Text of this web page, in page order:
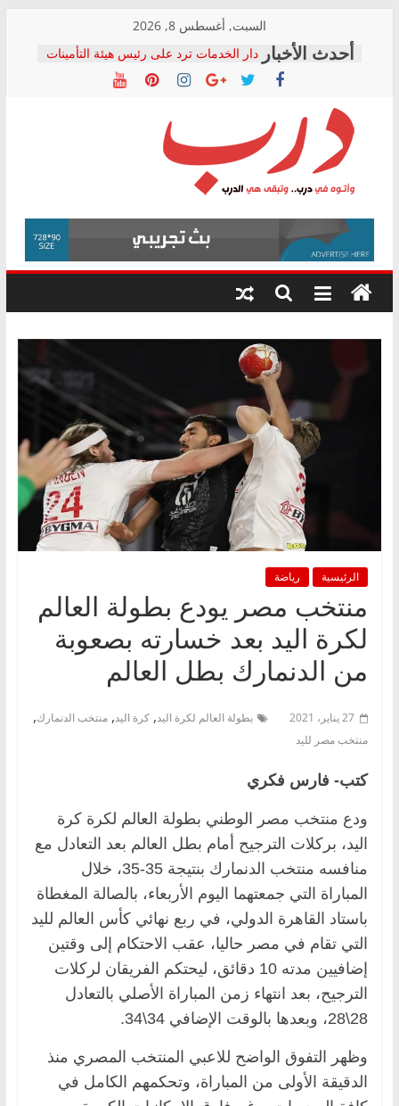
content
السبت, أغسطس 8, 2026
دار الخدمات ترد على رئيس هيئة التأمينات
بعد مؤتمره الصحفي: إنكار الأزمة لا ينهي
معاناة أصحاب المعاشات.. ونطالب بكشف
فرحات سليمان يكتب: القطاع الصحي إلى
أين؟
حزب التحالف الشعبي يطلق لجنة “الحق
في الصحة” بالإسكندرية لرصد الانتهاكات
ودعم المرضى
الوزاري لمدينة الصحفيين.. وانتهاء أعمال
إنشاء المبنى الإداري
المجلس القومي لحقوق الإنسان يعلن
متابعة قضية الدكتور محمد زهران.. ويؤكد:
قرينة البراءة وضمانات المحاكمة العادلة
درب
وأتوه
درب..
وتبقى
هي
الرئيسية رياضة
منتخب مصر يودع بطولة العالم
لكرة اليد بعد خسارته بصعوبة
من الدنمارك بطل العالم
27 يناير، 2021 بطولة العالم لكرة اليد, كرة اليد, منتخب الدنمارك,
منتخب مصر لليد
كتب- فارس فكري
ودع منتخب مصر الوطني بطولة العالم لكرة كرة
اليد، بركلات الترجيح أمام بطل العالم بعد التعادل مع
منافسه منتخب الدنمارك بنتيجة 35-35، خلال
المباراة التي جمعتهما اليوم الأربعاء، بالصالة المغطاة
باستاد القاهرة الدولي، في ربع نهائي كأس العالم لليد
التي تقام في مصر حاليا، عقب الاحتكام إلى وقتين
إضافيين مدته 10 دقائق، ليحتكم الفريقان لركلات
الترجيح، بعد انتهاء زمن المباراة الأصلي بالتعادل
28\28، وبعدها بالوقت الإضافي 34\34.
وظهر التفوق الواضح للاعبي المنتخب المصري منذ
الدقيقة الأولى من المباراة، وتحكمهم الكامل في